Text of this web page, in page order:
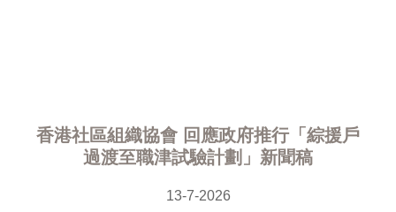
香港社區組織協會 回應政府推行「綜援戶
過渡至職津試驗計劃」新聞稿
13-7-2026